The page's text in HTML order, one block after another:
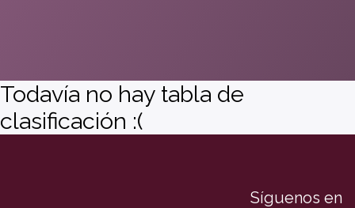
Todavía no hay tabla de
clasificación :(
Síguenos en